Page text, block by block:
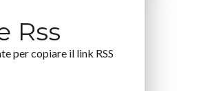
Rss
per copiare il link RSS